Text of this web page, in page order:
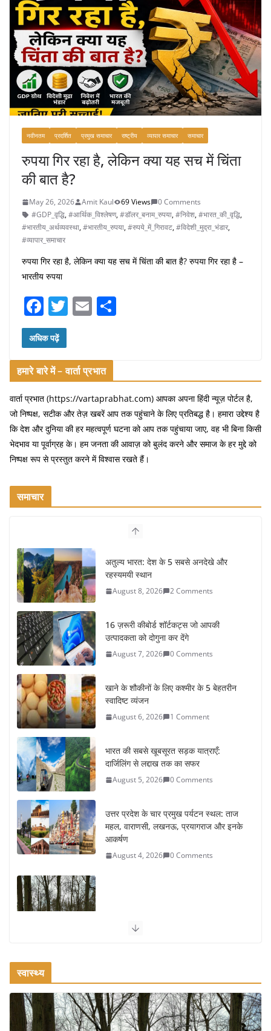
नवीनतम प्रदर्शित प्रमुख समाचार राष्ट्रीय व्यापार समाचार समाचार
रुपया गिर रहा है, लेकिन क्या यह सच में चिंता
की बात है?
May 26, 2026 Amit Kaul 69 Views
0 Comments
#GDP_वृद्धि,#आर्थिक_विश्लेषण,#डॉलर_बनाम_रुपया,#निवेश,#भारत_की_वृद्धि,
#भारतीय_अर्थव्यवस्था,#भारतीय_रुपया,#रुपये_में_गिरावट,#विदेशी_मुद्रा_भंडार,
#व्यापार_समाचार
रुपया गिर रहा है, लेकिन क्या यह सच में चिंता की बात है? रुपया गिर रहा है –
भारतीय रुपया
F
a
c
e
b
o
o
k
T
er
E
l
अधिक पढ़ें
हमारे बारे में – वार्ता प्रभात
वार्ता प्रभात (https://vartaprabhat.com) आपका अपना हिंदी न्यूज़ पोर्टल है,
जो निष्पक्ष, सटीक और तेज़ खबरें आप तक पहुंचाने के लिए प्रतिबद्ध है। हमारा उद्देश्य है
कि देश और दुनिया की हर महत्वपूर्ण घटना को आप तक पहुंचाया जाए, वह भी बिना किसी
भेदभाव या पूर्वाग्रह के। हम जनता की आवाज़ को बुलंद करने और समाज के हर मुद्दे को
निष्पक्ष रूप से प्रस्तुत करने में विश्वास रखते हैं।
समाचार
अतुल्य भारत: देश के 5 सबसे अनदेखे और
रहस्यमयी स्थान
August 8, 2026 2 Comments
16 ज़रूरी कीबोर्ड शॉर्टकट्स जो आपकी
उत्पादकता को दोगुना कर देंगे
August 7, 2026 0 Comments
खाने के शौकीनों के लिए कश्मीर के 5 बेहतरीन
स्वादिष्ट व्यंजन
August 6, 2026 1 Comment
भारत की सबसे खूबसूरत सड़क यात्राएँ:
दार्जिलिंग से लद्दाख तक का सफर
August 5, 2026 0 Comments
उत्तर प्रदेश के चार प्रमुख पर्यटन स्थल: ताज
महल, वाराणसी, लखनऊ, प्रयागराज और इनके
आकर्षण
August 4, 2026 0 Comments
August 3, 2026
ऑफबीट समर डेस्टिनेशन: गर्मियों के लिए 7
बेहतरीन ठंडी जगहें – भीड़ से दूर छुट्टियां
August 2, 2026 1 Comment
स्वास्थ्य